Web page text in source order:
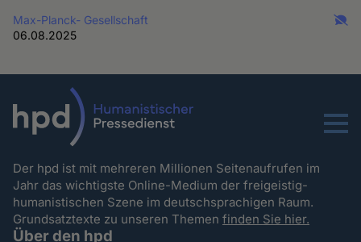
Max-Planck- Gesellschaft
06.08.2025
Menu
Der hpd ist mit mehreren Millionen Seitenaufrufen im
Jahr das wichtigste Online-Medium der freigeistig-
humanistischen Szene im deutschsprachigen Raum.
Grundsatztexte zu unseren Themenfinden Sie hier.
Über den hpd